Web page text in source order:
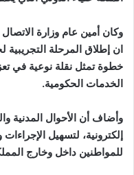
وكان أمين عام وزارة
ان إطلاق المرحلة التجريبية
خطوة تمثل نقلة نوعية في
الخدمات الحكومية.
وأضاف أن الأحوال المدنية
إلكترونية، لتسهيل
للمواطنين داخل وخارج